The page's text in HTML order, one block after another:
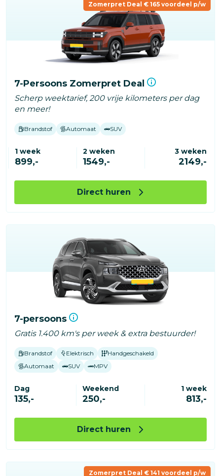
Zomerpret Deal € 165 voordeel p/w
7-Persoons Zomerpret Deal
Scherp weektarief, 200 vrije kilometers per dag
en meer!
Brandstof Automaat SUV
1 week
899,-
2 weken
1549,-
3 weken
2149,-
Direct huren
7-persoons
Gratis 1.400 km's per week & extra bestuurder!
Brandstof Elektrisch
Handgeschakeld
Automaat
SUV MPV
Dag
135,-
Weekend
250,-
1 week
813,-
Direct huren
Zomerpret Deal € 141 voordeel p/w